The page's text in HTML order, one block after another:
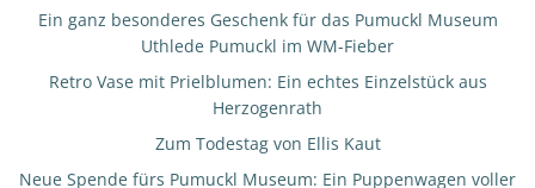
Ein ganz besonderes Geschenk für das Pumuckl Museum
Uthlede Pumuckl im WM-Fieber
Retro Vase mit Prielblumen: Ein echtes Einzelstück aus
Herzogenrath
Zum Todestag von Ellis Kaut
Neue Spende fürs Pumuckl Museum: Ein Puppenwagen voller